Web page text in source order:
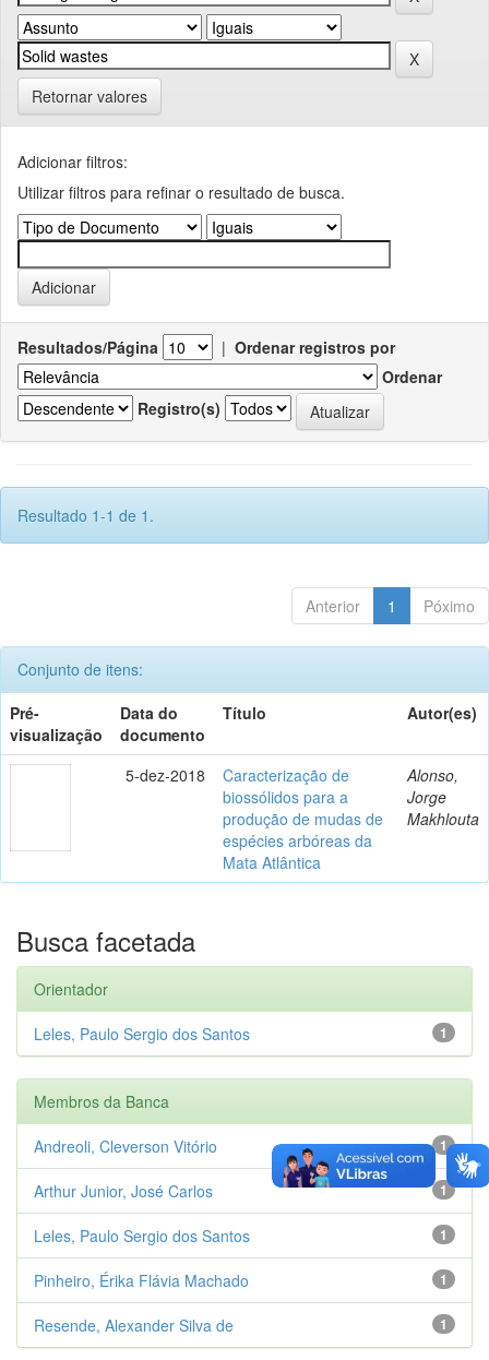
Retornar valores
Adicionar filtros:
Utilizar filtros para refinar o resultado de busca.
Resultados/Página | Ordenar registros por
Ordenar
Registro(s)
Resultado 1-1 de 1.
Anterior 1 Póximo
Conjunto de itens:
Pré-
visualização
Data do
documento
Título Autor(es)
5-dez-2018
Caracterização de
biossólidos para a
produção de mudas de
espécies arbóreas da
Mata Atlântica
Alonso,
Jorge
Makhlouta
Busca facetada
Orientador
1
Leles, Paulo Sergio dos Santos
Membros da Banca
1
Andreoli, Cleverson Vitório
1
Arthur Junior, José Carlos
1
Leles, Paulo Sergio dos Santos
1
Pinheiro, Érika Flávia Machado
1
Resende, Alexander Silva de